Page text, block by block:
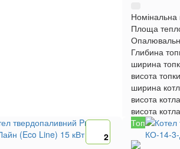
Номінальна
Площа
Глибина
ширина
висота
ширина
висота
висота
2
Топ